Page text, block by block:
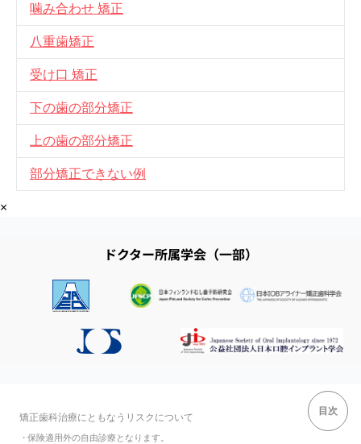
噛み合わせ 矯正
八重歯矯正
受け口 矯正
下の歯の部分矯正
上の歯の部分矯正
部分矯正できない例
×
目次
ドクター所属学会（一部）
矯正歯科治療にともなうリスクについて
・保険適用外の自由診療となります。